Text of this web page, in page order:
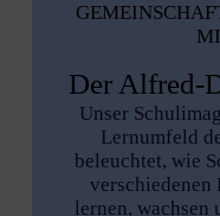
Der Alfred-
Unser
Lernumfeld
beleuchtet, wie
verschiedenen
lernen, wachsen